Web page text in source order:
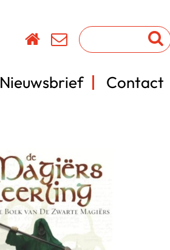
Nieuwsbrief Contact